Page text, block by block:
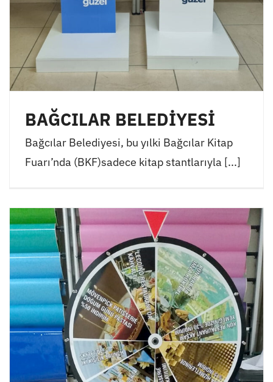
BAĞCILAR BELEDİYESİ
Bağcılar Belediyesi, bu yılki Bağcılar Kitap
Fuarı’nda (BKF)sadece kitap stantlarıyla [...]